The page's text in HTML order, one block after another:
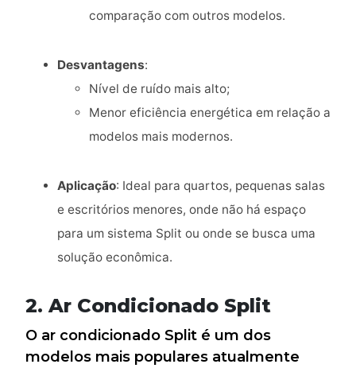
comparação com outros modelos.
Desvantagens:
Nível de ruído mais alto;
Menor eficiência energética em relação a
modelos mais modernos.
Aplicação: Ideal para quartos, pequenas salas
e escritórios menores, onde não há espaço
para um sistema Split ou onde se busca uma
solução econômica.
2. Ar Condicionado Split
O ar condicionado Split é um dos
modelos mais populares atualmente